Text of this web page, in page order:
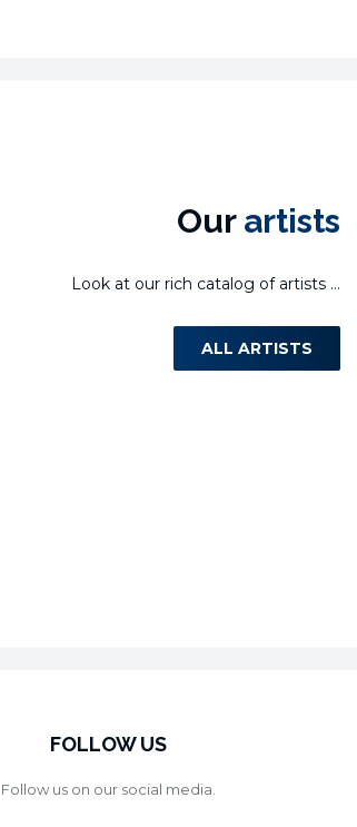
Our artists
Look at our rich catalog of artists ...
ALL ARTISTS
FOLLOW US
Follow us on our social media.